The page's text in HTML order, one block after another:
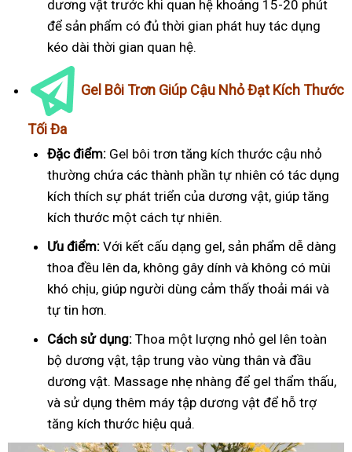
dương vật trước khi quan hệ khoảng 15-20 phút
để sản phẩm có đủ thời gian phát huy tác dụng
kéo dài thời gian quan hệ.
Gel Bôi Trơn Giúp Cậu Nhỏ Đạt Kích Thước
Tối Đa
Đặc điểm: Gel bôi trơn tăng kích thước cậu nhỏ
thường chứa các thành phần tự nhiên có tác dụng
kích thích sự phát triển của dương vật, giúp tăng
kích thước một cách tự nhiên.
Ưu điểm: Với kết cấu dạng gel, sản phẩm dễ dàng
thoa đều lên da, không gây dính và không có mùi
khó chịu, giúp người dùng cảm thấy thoải mái và
tự tin hơn.
Cách sử dụng: Thoa một lượng nhỏ gel lên toàn
bộ dương vật, tập trung vào vùng thân và đầu
dương vật. Massage nhẹ nhàng để gel thẩm thấu,
và sử dụng thêm máy tập dương vật để hỗ trợ
tăng kích thước hiệu quả.